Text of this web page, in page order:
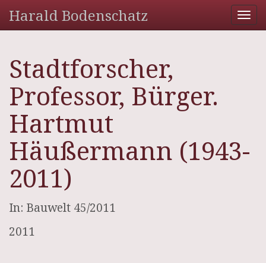
Harald Bodenschatz
Stadtforscher,
Professor, Bürger.
Hartmut
Häußermann (1943-
2011)
In: Bauwelt 45/2011
2011